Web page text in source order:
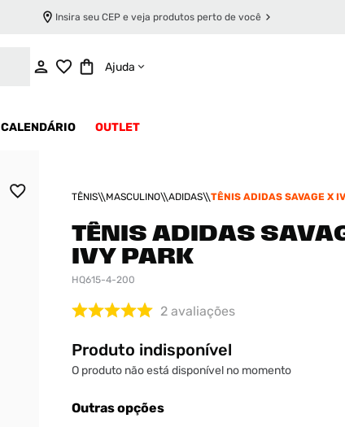
Insira seu CEP e veja produtos perto de você
Ajuda
CALENDÁRIO OUTLET
TÊNIS MASCULINO ADIDAS TÊNIS ADIDAS SAVAGE X
TÊNIS ADIDAS
IVY PARK
HQ615-4-200
2 avaliações
Produto indisponível
O produto não está disponível no momento
Outras opções